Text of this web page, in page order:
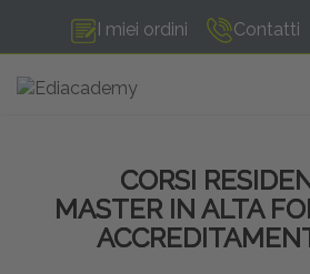
I miei ordini Contatti
CORSI
MASTER IN ALTA